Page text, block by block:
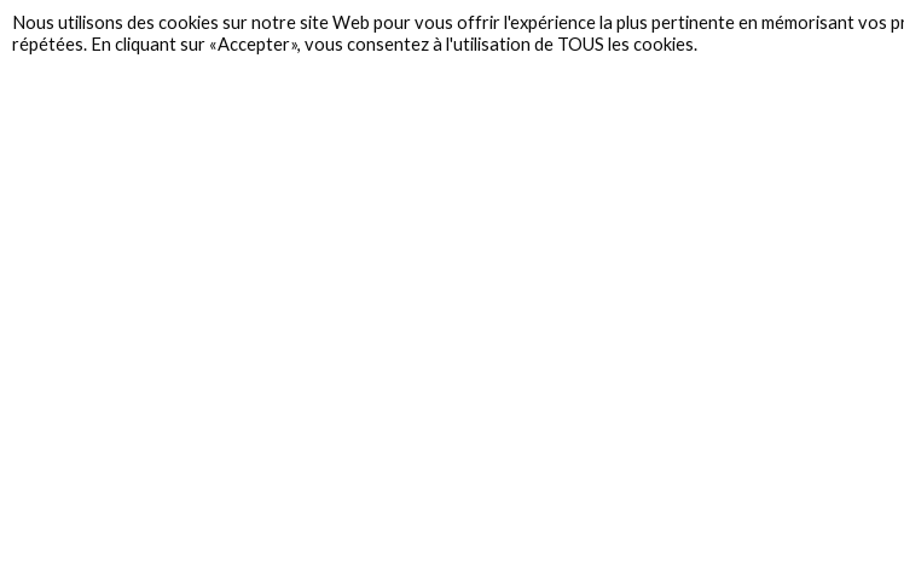
Nous utilisons des cookies sur notre site Web pour vous offrir l'expérience la plus pertinente en mémorisant vos
répétées. En cliquant sur «Accepter», vous consentez à l'utilisation de TOUS les cookies.